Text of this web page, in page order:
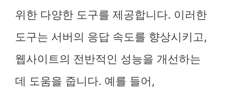
위한 다양한 도구를 제공합니다. 이러한
도구는 서버의 응답 속도를 향상시키고,
웹사이트의 전반적인 성능을 개선하는
데 도움을 줍니다. 예를 들어,